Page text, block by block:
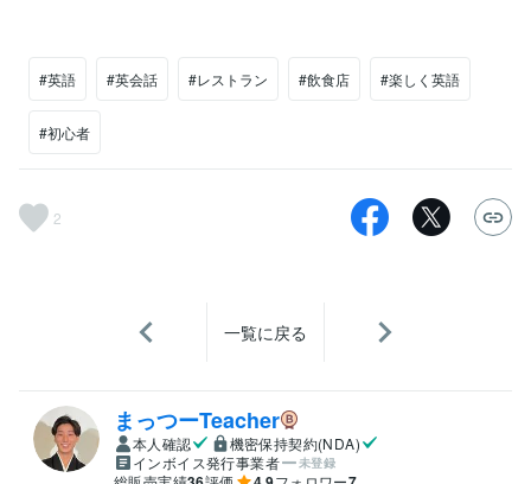
#英語 #英会話 #レストラン #飲食店 #楽しく英語
#初心者
2
一覧に戻る
まっつーTeacher
本人確認
機密保持契約(NDA)
インボイス発行事業者
未登録